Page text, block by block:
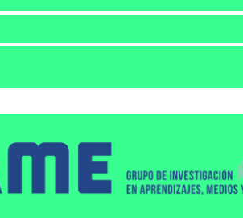
en aprendizajes,